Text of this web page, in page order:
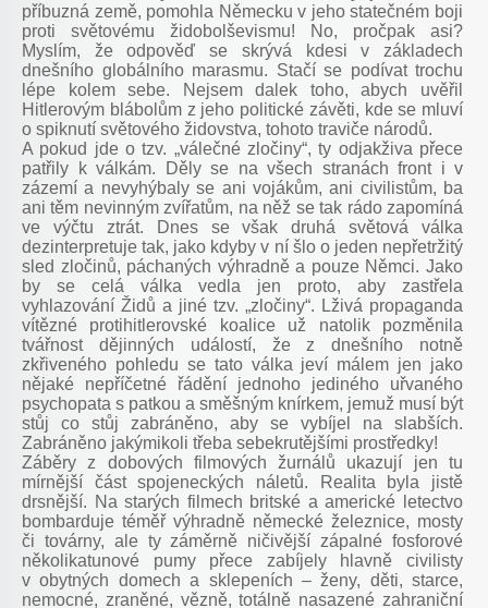
příbuzná země, pomohla Německu v jeho statečném boji
proti světovému židobolševismu! No, pročpak asi?
Myslím, že odpověď se skrývá kdesi v základech
dnešního globálního marasmu. Stačí se podívat trochu
lépe kolem sebe. Nejsem dalek toho, abych uvěřil
Hitlerovým blábolům z jeho politické závěti, kde se mluví
o spiknutí světového židovstva, tohoto traviče národů.
A pokud jde o tzv. „válečné zločiny“, ty odjakživa přece
patřily k válkám. Děly se na všech stranách front i v
zázemí a nevyhýbaly se ani vojákům, ani civilistům, ba
ani těm nevinným zvířatům, na něž se tak rádo zapomíná
ve výčtu ztrát. Dnes se však druhá světová válka
dezinterpretuje tak, jako kdyby v ní šlo o jeden nepřetržitý
sled zločinů, páchaných výhradně a pouze Němci. Jako
by se celá válka vedla jen proto, aby zastřela
vyhlazování Židů a jiné tzv. „zločiny“. Lživá propaganda
vítězné protihitlerovské koalice už natolik pozměnila
tvářnost dějinných událostí, že z dnešního notně
zkřiveného pohledu se tato válka jeví málem jen jako
nějaké nepříčetné řádění jednoho jediného uřvaného
psychopata s patkou a směšným knírkem, jemuž musí být
stůj co stůj zabráněno, aby se vybíjel na slabších.
Zabráněno jakýmikoli třeba sebekrutějšími prostředky!
Záběry z dobových filmových žurnálů ukazují jen tu
mírnější část spojeneckých náletů. Realita byla jistě
drsnější. Na starých filmech britské a americké letectvo
bombarduje téměř výhradně německé železnice, mosty
či továrny, ale ty záměrně ničivější zápalné fosforové
několikatunové pumy přece zabíjely hlavně civilisty
v obytných domech a sklepeních – ženy, děti, starce,
nemocné, zraněné, vězně, totálně nasazené zahraniční